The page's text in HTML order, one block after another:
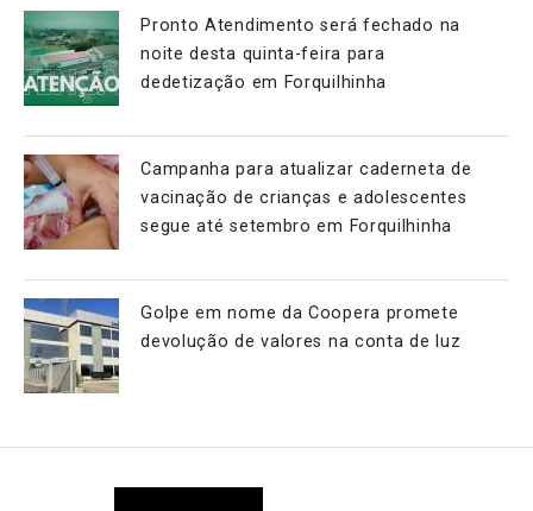
Pronto Atendimento será fechado na
noite desta quinta-feira para
dedetização em Forquilhinha
Campanha para atualizar caderneta de
vacinação de crianças e adolescentes
segue até setembro em Forquilhinha
Golpe em nome da Coopera promete
devolução de valores na conta de luz